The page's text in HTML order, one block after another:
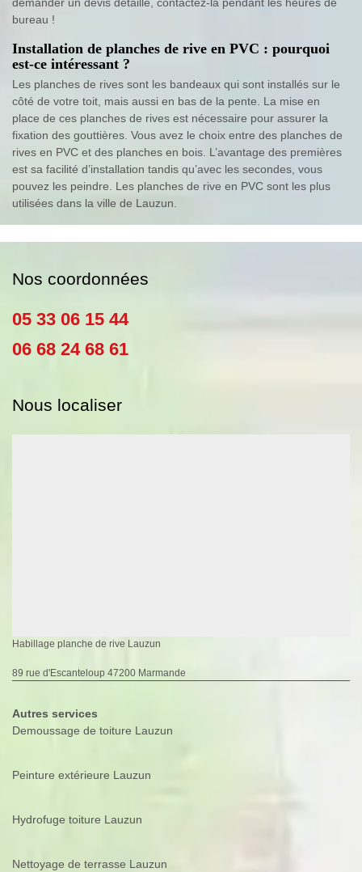
demander un devis détaillé, contactez-la pendant les heures de
bureau !
Installation de planches de rive en PVC : pourquoi
est-ce intéressant ?
Les planches de rives sont les bandeaux qui sont installés sur le
côté de votre toit, mais aussi en bas de la pente. La mise en
place de ces planches de rives est nécessaire pour assurer la
fixation des gouttières. Vous avez le choix entre des planches de
rives en PVC et des planches en bois. L’avantage des premières
est sa facilité d’installation tandis qu’avec les secondes, vous
pouvez les peindre. Les planches de rive en PVC sont les plus
utilisées dans la ville de Lauzun.
Nos coordonnées
05 33 06 15 44
06 68 24 68 61
Nous localiser
Habillage planche de rive Lauzun
89 rue d'Escanteloup 47200 Marmande
Autres services
Demoussage de toiture Lauzun
Peinture extérieure Lauzun
Hydrofuge toiture Lauzun
Nettoyage de terrasse Lauzun